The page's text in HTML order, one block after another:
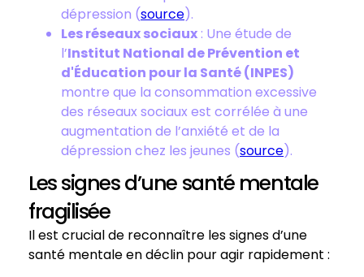
dépression (source).
Les réseaux sociaux : Une étude de
l’Institut National de Prévention et
d'Éducation pour la Santé (INPES)
montre que la consommation excessive
des réseaux sociaux est corrélée à une
augmentation de l’anxiété et de la
dépression chez les jeunes (source).
Les signes d’une santé mentale
fragilisée
Il est crucial de reconnaître les signes d’une
santé mentale en déclin pour agir rapidement :